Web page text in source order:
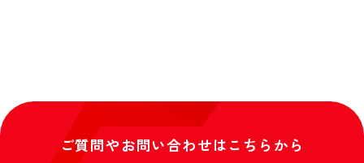
ご質問やお問い合わせはこちらから